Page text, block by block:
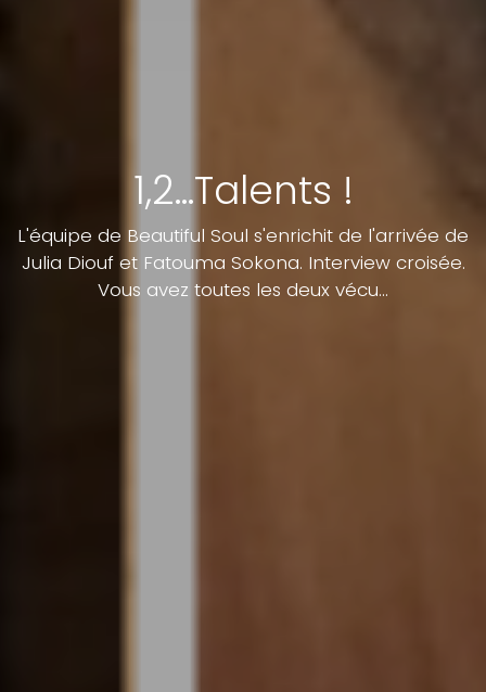
1,2…Talents !
L'équipe de Beautiful Soul s'enrichit de l'arrivée de
Julia Diouf et Fatouma Sokona. Interview croisée.
Vous avez toutes les deux vécu...